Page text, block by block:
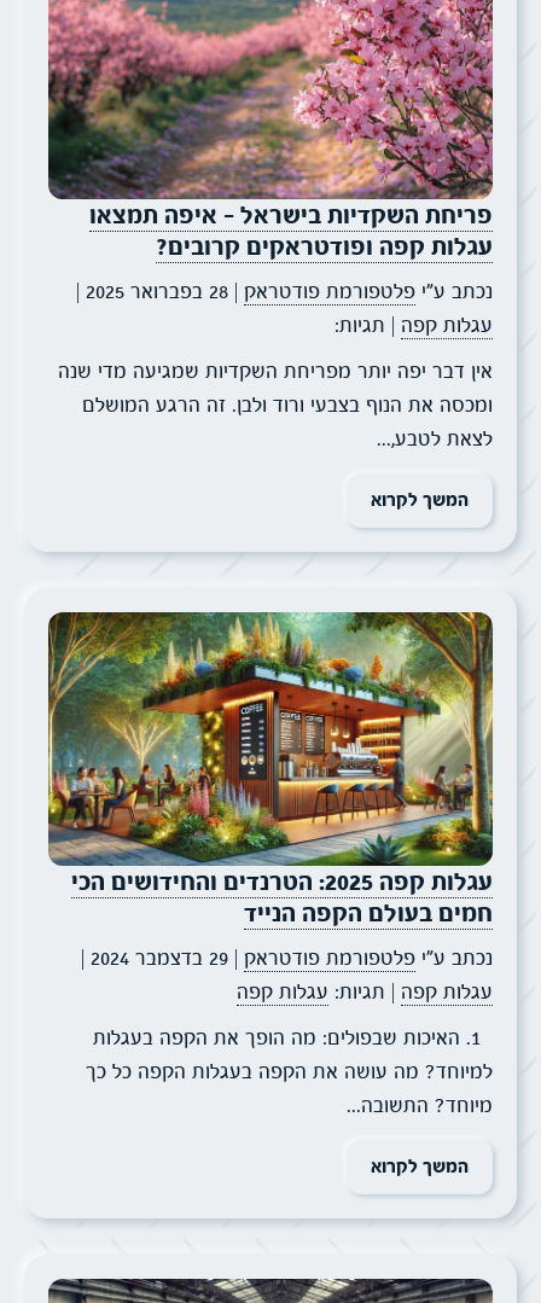
פריחת השקדיות בישראל – איפה תמצאו
עגלות קפה ופודטראקים קרובים?
נכתב ע״י פלטפורמת פודטראק | 28 בפברואר 2025
|
עגלות קפה | תגיות:
אין דבר יפה יותר מפריחת השקדיות שמגיעה מדי שנה
ומכסה את הנוף בצבעי ורוד ולבן. זה הרגע המושלם
לצאת לטבע,...
המשך לקרוא
עגלות קפה 2025: הטרנדים והחידושים הכי
חמים בעולם הקפה הנייד
נכתב ע״י פלטפורמת פודטראק | 29 בדצמבר 2024
|
עגלות קפה | תגיות: עגלות קפה
1. האיכות שבפולים: מה הופך את הקפה בעגלות
למיוחד? מה עושה את הקפה בעגלות הקפה כל כך
מיוחד? התשובה...
המשך לקרוא